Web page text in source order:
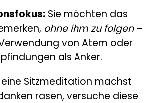
Sie möchten das
ohne ihm zu folgen–
von Atem oder
als Anker.
Sitzmeditation machst
rasen, versuche diese